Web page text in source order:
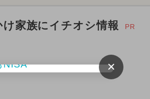
ベント
イベント
家族にイチオシ情報 PR
×